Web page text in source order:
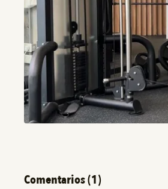
Comentarios (1)